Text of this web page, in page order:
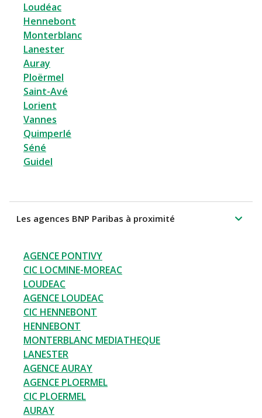
Loudéac
Hennebont
Monterblanc
Lanester
Auray
Ploërmel
Saint-Avé
Lorient
Vannes
Quimperlé
Séné
Guidel
Les agences BNP Paribas à proximité
AGENCE PONTIVY
CIC LOCMINE-MOREAC
LOUDEAC
AGENCE LOUDEAC
CIC HENNEBONT
HENNEBONT
MONTERBLANC MEDIATHEQUE
LANESTER
AGENCE AURAY
AGENCE PLOERMEL
CIC PLOERMEL
AURAY